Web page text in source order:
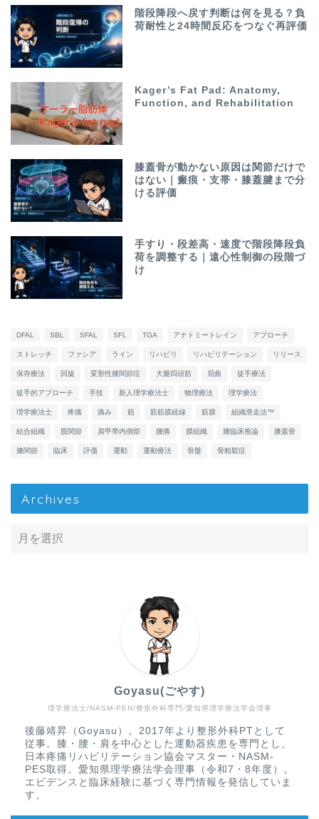
階段降段へ戻す判断は何を見る？負
荷耐性と24時間反応をつなぐ再評価
Kager’s Fat Pad: Anatomy,
Function, and Rehabilitation
膝蓋骨が動かない原因は関節だけで
はない｜瘢痕・支帯・膝蓋腱まで分
ける評価
手すり・段差高・速度で階段降段負
荷を調整する｜遠心性制御の段階づ
け
DFAL SBL SFAL SFL TGA アナトミートレイン アプローチ
ストレッチ ファシア ライン リハビリ リハビリテーション リリース
保存療法 回旋 変形性膝関節症 大腿四頭筋 屈曲 徒手療法
徒手的アプローチ 手技 新人理学療法士 物理療法 理学療法
理学療法士 疼痛 痛み 筋 筋筋膜経線 筋膜 組織滑走法™
結合組織 股関節 肩甲帯内側部 腰痛 膜組織 膝臨床推論 膝蓋骨
膝関節 臨床 評価 運動 運動療法 骨盤 骨粗鬆症
Archives
理学療法士/NASM-PEN/整形外科専門/愛知県理学療法学会理事
Goyasu(ごやす)
後藤靖昇（Goyasu）。2017年より整形外科PTとして
従事。膝・腰・肩を中心とした運動器疾患を専門とし、
日本疼痛リハビリテーション協会マスター・NASM-
PES取得。愛知県理学療法学会理事（令和7・8年度）。
エビデンスと臨床経験に基づく専門情報を発信していま
す。
疾患から探す